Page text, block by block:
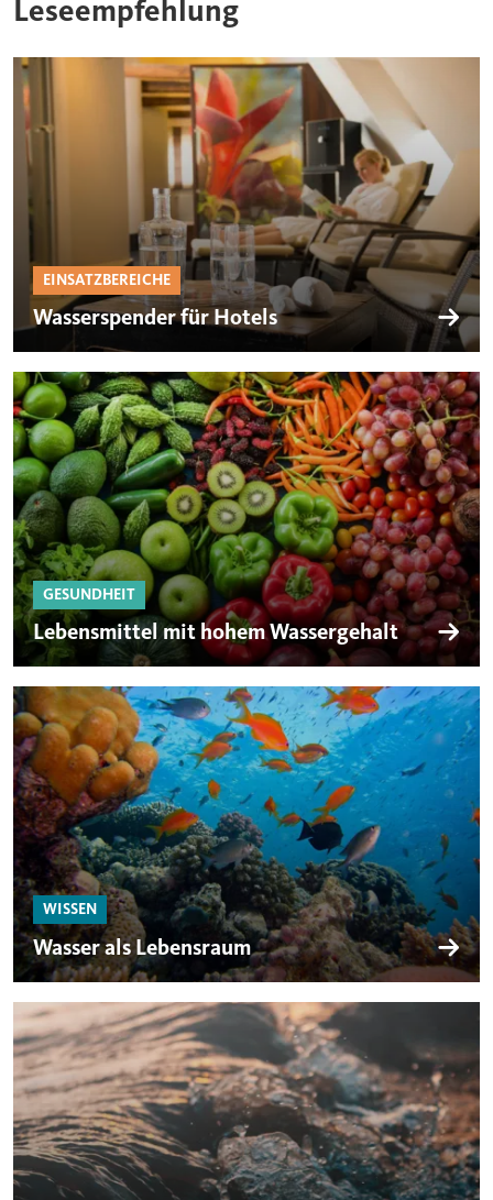
Leseempfehlung
EINSATZBEREICHE
Wasserspender für Hotels
GESUNDHEIT
Lebensmittel mit hohem Wassergehalt
WISSEN
Wasser als Lebensraum